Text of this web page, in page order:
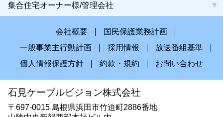
集合住宅オーナー様/管理会社
会社概要
国民保護業務計画
一般事業主行動計画
採用情報
放送番組基準
個人情報保護方針
約款・規約 お問い合わせ
石見ケーブルビジョン株式会社
〒697-0015 島根県浜田市竹迫町2886番地